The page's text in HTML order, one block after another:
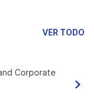
VER TODO
Corporate